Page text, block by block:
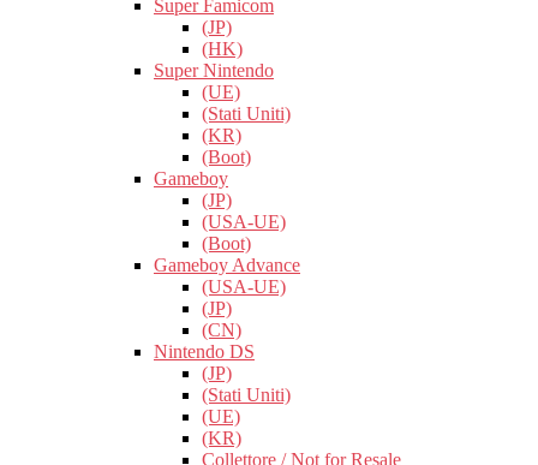
Super Famicom
(JP)
(HK)
Super Nintendo
(UE)
(Stati Uniti)
(KR)
(Boot)
Gameboy
(JP)
(USA-UE)
(Boot)
Gameboy Advance
(USA-UE)
(JP)
(CN)
Nintendo DS
(JP)
(Stati Uniti)
(UE)
(KR)
Collettore / Not for Resale